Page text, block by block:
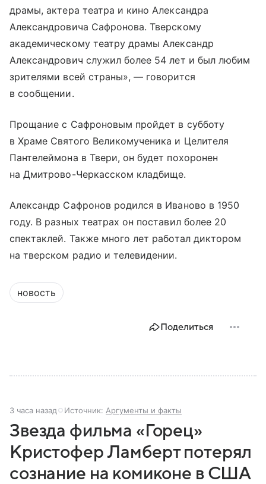
драмы, актера театра и кино Александра
Александровича Сафронова. Тверскому
академическому театру драмы Александр
Александрович служил более 54 лет и был любим
зрителями всей страны», — говорится
в сообщении.
Прощание с Сафроновым пройдет в субботу
в Храме Святого Великомученика и Целителя
Пантелеймона в Твери, он будет похоронен
на Дмитрово-Черкасском кладбище.
Александр Сафронов родился в Иваново в 1950
году. В разных театрах он поставил более 20
спектаклей. Также много лет работал диктором
на тверском радио и телевидении.
новость
Поделиться
3 часа назад Источник: Аргументы и факты
Звезда фильма «Горец»
Кристофер Ламберт потерял
сознание на комиконе в США